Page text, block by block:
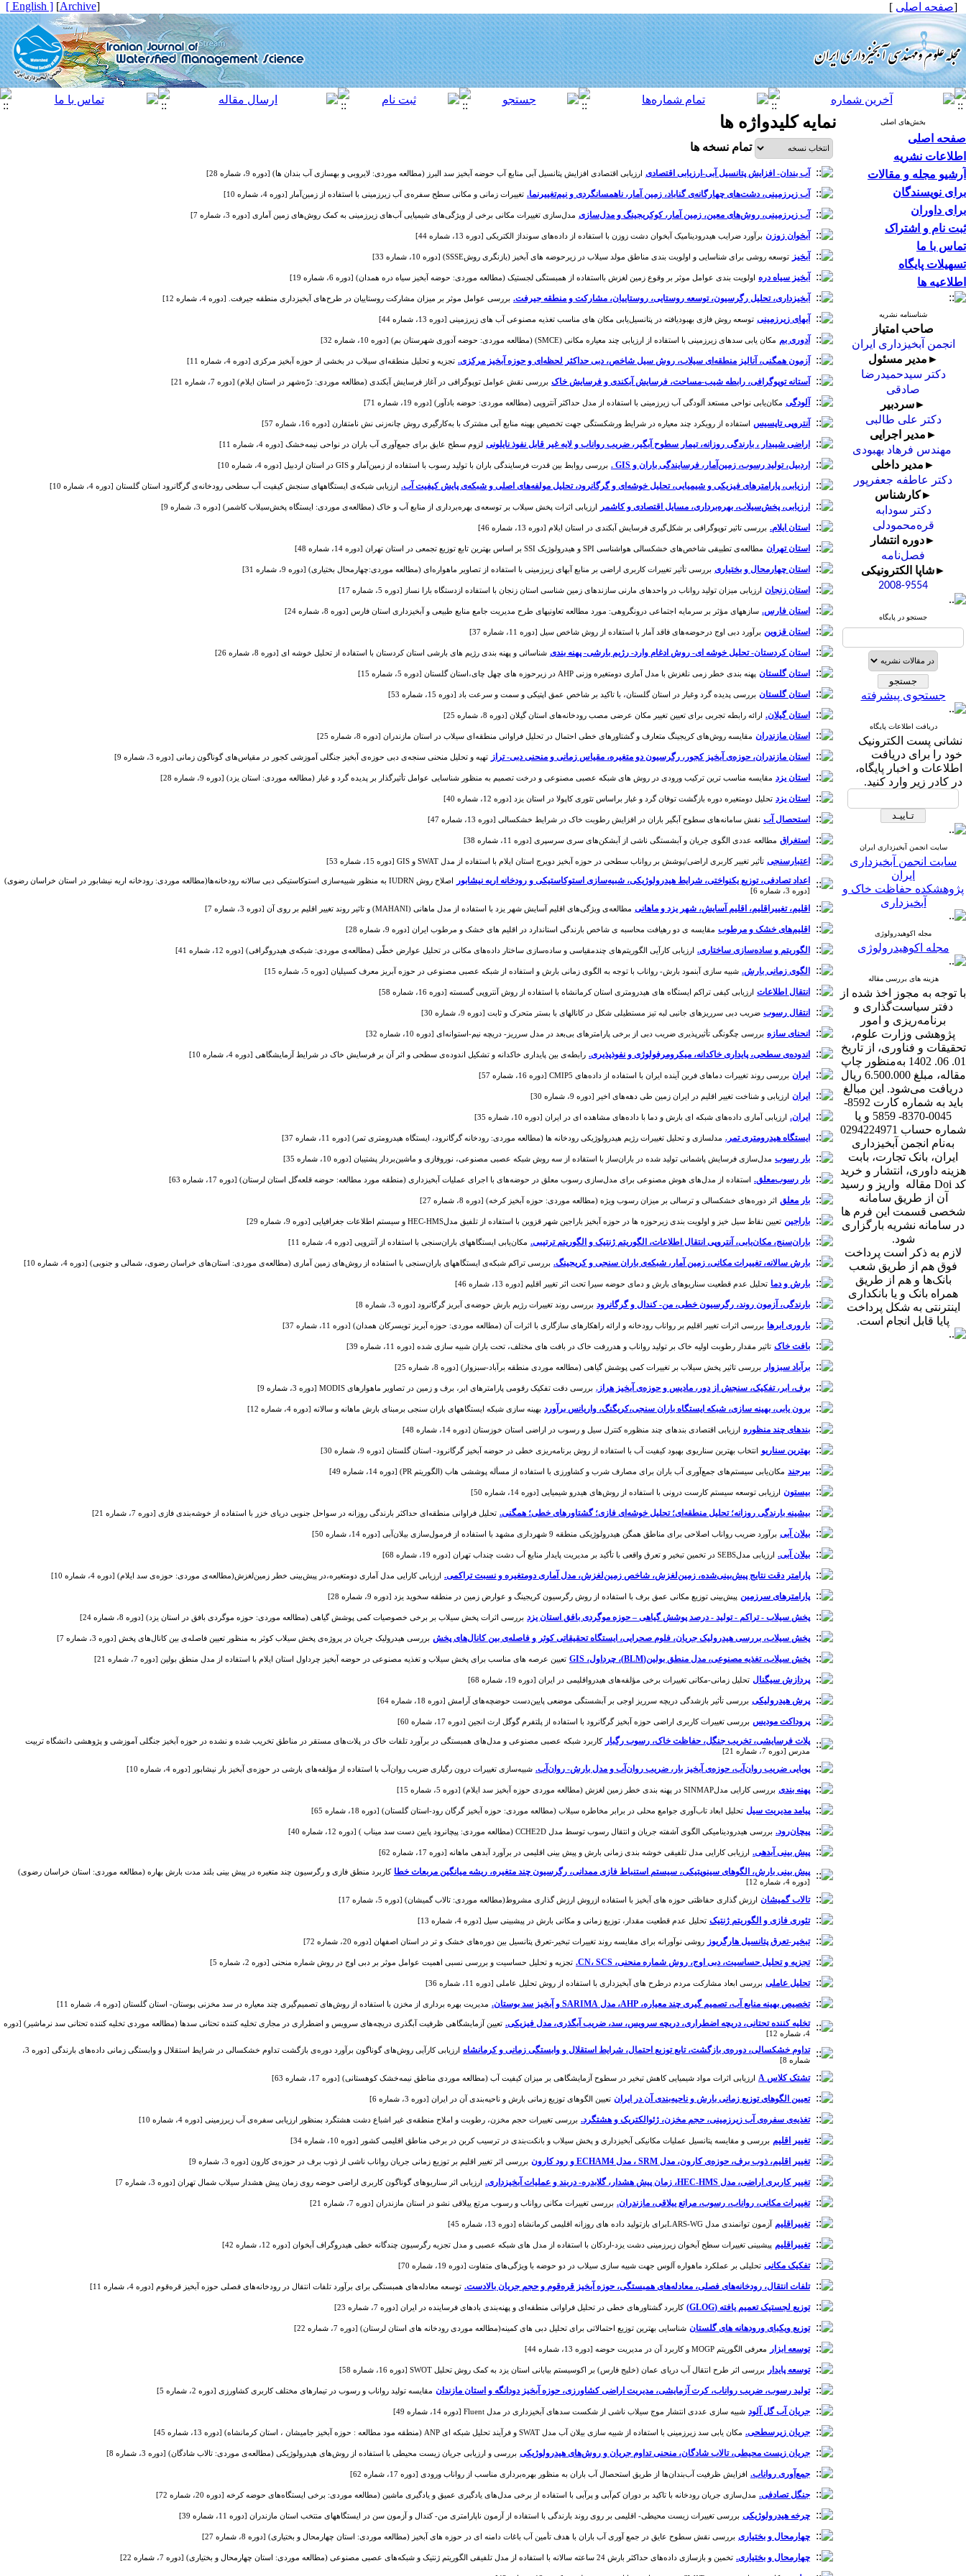
[صفحه اصلی ]
[
Archive
]
[ English ]
بخش‌های اصلی
صفحه اصلی
اطلاعات نشریه
آرشیو مجله و مقالات
برای نویسندگان
برای داوران
ثبت نام و اشتراک
تماس با ما
تسهیلات پایگاه
اطلاعیه ها
شناسنامه نشریه
صاحب امتیاز
انجمن آبخیزداری ایران
►مدیر مسئول
دکتر سیدحمیدرضا
صادقی
►سردبیر
دکتر علی طالبی
►مدیر اجرایی
مهندس فرهاد بهبودی
►مدیر داخلی
دکتر عاطفه جعفرپور
►کارشناس
دکتر سودابه
قره‌محمودلی
►دوره انتشار
فصل‌نامه
►شاپا الکترونیکی
2008-9554
جستجو در پایگاه
جستجوی پیشرفته
دریافت اطلاعات پایگاه
نشانی پست الکترونیک
خود را برای دریافت
اطلاعات و اخبار پایگاه،
در کادر زیر وارد کنید.
سایت انجمن آبخیزداری ایران
سایت انجمن آبخیزداری
ایران
پژوهشکده حفاظت خاک و
آبخیزداری
مجله اکوهیدرولوژی
مجله اکوهیدرولوژی
هزینه های بررسی مقاله
با توجه به مجوز اخذ شده از
دفتر سیاست‌گذاری و
برنامه‌ریزی و امور
پژوهشی وزارت علوم،
تحقیقات و فناوری، از تاریخ
01. 06. 1402 به‌منظور چاپ
مقاله، مبلغ 6.500.000 ریال
دریافت می‌شود. این مبالغ
باید به شماره کارت 8592-
0045-8370- 5859 و یا
شماره حساب 0294224971
به‌نام انجمن آبخیزداری
ایران، بانک تجارت، بابت
هزینه داوری، انتشار و خرید
کد Doi مقاله واریز و رسید
آن از طریق سامانه
شخصی قسمت این فرم ها
در سامانه نشریه بارگزاری
شود.
لازم به ذکر است پرداخت
فوق هم از طریق شعب
بانک‌‌ها و هم از طریق
همراه بانک و یا بانکداری
اینترنتی به شکل پرداخت
پایا قابل انجام است.
نمایه کلیدواژه ها
تمام نسخه ها
آب بندان- افزایش پتانسیل آبی-ارزیابی اقتصادی ارزیابی اقتصادی افزایش پتانسیل آبی منابع آب حوضه آبخیز سد البرز (مطالعه موردی: لایروبی و بهسازی آب بندان ها) [دوره 9، شماره 28]
آب زیرزمینی، دشت‌های چهارگانه‌ی گناباد، زمین آمار، ناهمسانگردی و نیم‌تغییرنما. تغییرات زمانی و مکانی سطح سفره‌ی آب زیرزمینی با استفاده از زمین‌آمار [دوره 4، شماره 10]
آب زیرزمینی، روش‌های معین، زمین آمار، کوکریجینگ و مدل‌سازی مدل‌سازی تغییرات مکانی برخی از ویژگی‌های شیمیایی آب‌های زیرزمینی به کمک روش‌های زمین آماری [دوره 3، شماره 7]
آبخوان زوزن برآورد ضرایب هیدرودینامیک آبخوان دشت زوزن با استفاده از داده‌های سونداژ الکتریکی [دوره 13، شماره 44]
آبخیز توسعه روشی برای شناسایی و اولویت ‌بندی مناطق مولد سیلاب در زیرحوضه های آبخیز (بازنگری روشSSSE) [دوره 10، شماره 33]
آبخیز سیاه دره اولویت بندی عوامل موثر بر وقوع زمین لغزش بااستفاده از همبستگی لجستیک (مطالعه موردی: حوضه آبخیز سیاه دره همدان) [دوره 6، شماره 19]
آبخیزداری، تحلیل رگرسیون، توسعه روستایی، روستاییان، مشارکت و منطقه جیرفت. بررسی عوامل موثر بر میزان مشارکت روستاییان در طرح‌های آبخیزداری منطقه جیرفت. [دوره 4، شماره 12]
آبهای زیرزمینی توسعه روش فازی بهبود‌یافته در پتانسیل‌یابی مکان های مناسب تغذیه مصنوعی آب های زیرزمینی [دوره 13، شماره 44]
آدوری بم مکان یابی سدهای زیرزمینی با استفاده از ارزیابی چند معیاره مکانی (SMCE) (مطالعه موردی: حوضه آدوری شهرستان بم) [دوره 10، شماره 32]
آزمون همگنی، آنالیز منطقه‌ای سیلاب، روش سیل شاخص، دبی حداکثر لحظه‌ای و حوزه آبخیز مرکزی. تجزیه و تحلیل منطقه‌ای سیلاب در بخشی از حوزه آبخیز مرکزی [دوره 4، شماره 11]
آستانه توپوگرافی، رابطه شیب-مساحت، فرسایش آبکندی و فرسایش خاک بررسی نقش عوامل توپوگرافی در آغاز فرسایش آبکندی (مطالعه موردی: درّه‌شهر در استان ایلام) [دوره 7، شماره 21]
آلودگی مکان‌یابی نواحی مستعد آلودگی آب زیرزمینی با استفاده از مدل حداکثر آنتروپی (مطالعه موردی: حوضه بادآور) [دوره 19، شماره 71]
آنتروپی تاپسیس استفاده از رویکرد چند معیاره در شرایط ورشکستگی جهت تخصیص بهینه منابع آبی مشترک با به‌کارگیری روش چانه‌زنی نش نامتقارن [دوره 16، شماره 57]
اراضی شیبدار ، بارندگی روزانه، تیمار سطوح آبگیر، ضریب رواناب و لایه غیر قابل نفوذ نایلونی لزوم سطح عایق برای جمع‌آوری آب باران در نواحی نیمه‌خشک [دوره 4، شماره 11]
اردبیل، تولید رسوب، زمین‌آمار، فرسایندگی باران و GIS . بررسی روابط بین قدرت فرسایندگی باران با تولید رسوب با استفاده از زمین‌آمار و GIS در استان اردبیل [دوره 4، شماره 10]
ارزیابی، پارامترهای فیزیکی و شیمیایی، تحلیل خوشه‌ای و گرگانرود، تحلیل مولفه‌های اصلی و شبکه‌ی پایش کیفیت آب. ارزیابی شبکه‌ی ایستگاههای سنجش کیفیت آب سطحی رودخانه‌ی گرگانرود استان گلستان [دوره 4، شماره 10]
ارزیابی، پخش‌سیلاب، بهره‌برداری، مسایل اقتصادی و کاشمر ارزیابی اثرات پخش سیلاب بر توسعه‌ی بهره‌برداری از منابع آب و خاک (مطالعه‌ی موردی: ایستگاه پخش‌سیلاب کاشمر) [دوره 3، شماره 9]
استان ایلام. بررسی تاثیر توپوگرافی بر شکل‌گیری فرسایش آبکندی در استان ایلام [دوره 13، شماره 46]
استان تهران مطالعه‌ی تطبیقی شاخص‌های خشکسالی هواشناسی SPI و هیدرولوژیک SSI بر اساس بهترین تابع توزیع تجمعی در استان تهران [دوره 14، شماره 48]
استان چهارمحال و بختیاری بررسی تأثیر تغییرات کاربری اراضی بر منابع آبهای زیرزمینی با استفاده از تصاویر ماهواره‌ای (مطالعه موردی:چهارمحال بختیاری) [دوره 9، شماره 31]
استان زنجان ارزیابی میزان تولید رواناب در واحدهای مارنی سازندهای زمین شناسی استان زنجان با استفاده ازدستگاه بارا نساز [دوره 5، شماره 17]
استان فارس. سازه‏های مؤثر بر سرمایه اجتماعی درون‏گروهی: مورد مطالعه تعاونی‏های طرح مدیریت جامع منابع طبیعی و آبخیزداری استان فارس [دوره 8، شماره 24]
استان قزوین برآورد دبی اوج درحوضه‌های فاقد آمار با استفاده از روش شاخص سیل [دوره 11، شماره 37]
استان کردستان- تحلیل خوشه ای- روش ادغام وارد- رژیم بارشی- پهنه بندی شناسائی و پهنه بندی رژیم های بارشی استان کردستان با استفاده از تحلیل خوشه ای [دوره 8، شماره 26]
استان گلستان پهنه بندی خطر زمی نلغزش با مدل آماری دومتغیره وزنی AHP در زیرحوزه های چهل چای،استان گلستان [دوره 5، شماره 15]
استان گلستان بررسی پدیده گرد وغبار در استان گلستان، با تاکید بر شاخص عمق اپتیکی و سمت و سرعت باد [دوره 15، شماره 53]
استان گیلان. ارائه رابطه تجربی برای تعیین تغییر مکان عرضی مصب رودخانه‌های استان گیلان [دوره 8، شماره 25]
استان مازندران مقایسه روش‌های کریجینگ متعارف و گشتاورهای خطی احتمال در تحلیل فراوانی منطقه‌ای سیلاب در استان مازندران [دوره 8، شماره 25]
استان مازندران، حوزه‌ی آبخیز کجور، رگرسیون دو متغیره، مقیاس ‌زمانی و منحنی دبی- تراز تهیه و تحلیل منحنی سنجه‌ی دبی حوزه‌ی آبخیز جنگلی آموزشی کجور در مقیاس‌های گوناگون زمانی [دوره 3، شماره 9]
استان یزد مقایسه مناسب ترین ترکیب ورودی در روش های شبکه عصبی مصنوعی و درخت تصمیم به منظور شناسایی عوامل تأثیرگذار بر پدیده گرد و غبار (مطالعه موردی: استان یزد) [دوره 9، شماره 28]
استان یزد تحلیل دومتغیره دوره بازگشت توفان گرد و غبار براساس تئوری کاپولا در استان یزد [دوره 12، شماره 40]
استحصال آب نقش سامانه‌های سطوح آبگیر باران در افزایش رطوبت خاک در شرایط خشکسالی [دوره 13، شماره 47]
استغراق مطالعه عددی الگوی جریان و آبشستگی ناشی از آبشکن‌های سری سرسپری [دوره 11، شماره 38]
اعتبارسنجی تأثیر تغییر کاربری اراضی/پوشش بر رواناب سطحی در حوزه‌ آبخیز دویرج استان ایلام با استفاده از مدل SWAT و GIS [دوره 15، شماره 53]
اعداد تصادفی، توزیع یکنواختی، شرایط هیدرولوژیکی، شبیه‌سازی استوکاستیکی و رودخانه اریه نیشابور
اصلاح روش IUDRN به منظور شبیه‌سازی استوکاستیکی دبی سالانه رودخانه‌ها(مطالعه موردی: رودخانه اریه نیشابور در استان خراسان رضوی)
[دوره 3، شماره 6]
اقلیم، تغییراقلیم، اقلیم آسایش، شهر یزد و ماهانی مطالعه‌ی ویژگی‌های اقلیم آسایش شهر یزد با استفاده از مدل ماهانی (MAHANI) و تاثیر روند تغییر اقلیم بر روی آن [دوره 3، شماره 7]
اقلیم‌های خشک و مرطوب مقایسه ی دو رهیافت محاسبه ی شاخص بارندگی استاندارد در اقلیم های خشک و مرطوب ایران [دوره 9، شماره 28]
الگوریتم و ساده‌سازی ساختاری. ارزیابی کارآیی الگوریتم‌های چندمقیاسی و ساده‌سازی ساختار داده‌های مکانی در تحلیل عوارض خطّی (مطالعه‌ی موردی: شبکه‌ی هیدروگرافی) [دوره 12، شماره 41]
الگوی زمانی بارش. شبیه سازی آبنمود بارش- رواناب با توجه به الگوی زمانی بارش و استفاده از شبکه عصبی مصنوعی در حوزه آبریز معرف کسیلیان [دوره 5، شماره 15]
انتقال اطلاعات ارزیابی کیفی تراکم ایستگاه های هیدرومتری استان کرمانشاه با استفاده از روش آنتروپی گسسته [دوره 16، شماره 58]
انتقال رسوب ضریب دبی سرریزهای جانبی لبه تیز مستطیلی شکل در کانالهای با بستر متحرک و ثابت [دوره 9، شماره 30]
انحنای سازه بررسی چگونگی تأثیرپذیری ضریب دبی از برخی پارامترهای بی‌بعد در مدل سرریز- دریچه نیم-استوانه‌ای [دوره 10، شماره 32]
اندوده‌ی سطحی، پایداری خاکدانه، میکرومرفولوژی و نفوذپذیری. رابطه‌ی بین پایداری خاکدانه و تشکیل اندوده‌ی سطحی و اثر آن بر فرسایش خاک در شرایط آزمایشگاهی [دوره 4، شماره 10]
ایران بررسی روند تغییرات دماهای فرین آینده ایران با استفاده از داده‌های CMIP5 [دوره 16، شماره 57]
ایران ارزیابی و شناخت تغییر اقلیم در ایران زمین طی دهه‌های اخیر [دوره 9، شماره 30]
ایران. ارزیابی آماری داده‌های شبکه ای بارش و دما با داده‌های مشاهده ای در ایران [دوره 10، شماره 35]
ایستگاه هیدرومتری تمر. مدلسازی و تحلیل تغییرات رژیم هیدرولوژیکی رودخانه ها (مطالعه موردی: رودخانه گرگانرود، ایستگاه هیدرومتری تمر) [دوره 11، شماره 37]
بار رسوب مدل‌سازی فرسایش پاشمانی تولید شده در باران‌ساز با استفاده از سه روش شبکه عصبی مصنوعی، نوروفازی و ماشین‌بردار پشتیبان [دوره 10، شماره 35]
بار رسوب‌معلق. استفاده از مدل‌های هوش مصنوعی برای مدل‌سازی رسوب معلق در حوضه‌های با اجرای عملیات آبخیزداری (منطقه مورد مطالعه: حوضه قلعه‌گل استان لرستان) [دوره 17، شماره 63]
بار معلق اثر دوره‌های خشکسالی و ترسالی بر میزان رسوب ویژه (مطالعه موردی: حوزه آبخیز کرخه) [دوره 8، شماره 27]
باراجین تعیین نقاط سیل خیز و اولویت بندی زیرحوزه ها در حوزه آبخیز باراجین شهر قزوین با استفاده از تلفیق مدلHEC-HMS و سیستم اطلاعات جغرافیایی [دوره 9، شماره 29]
باران‌سنج، مکان‌یابی، آنتروپی انتقال اطلاعات، الگوریتم ژنتیک و الگوریتم ترتیبی. مکان‌یابی ایستگاههای باران‌سنجی با استفاده از آنتروپی [دوره 4، شماره 11]
بارش سالانه، تغییرات مکانی، زمین آمار، شبکه‌ی باران سنجی و کریجینگ. بررسی تراکم شبکه‌ی ایستگاههای باران‌سنجی با استفاده از روش‌های زمین آماری (مطالعه‌ی موردی: استان‌های خراسان رضوی، شمالی و جنوبی) [دوره 4، شماره 10]
بارش و دما تحلیل عدم قطعیت سناریوهای بارش و دمای حوضه سیرا تحت اثر تغییر اقلیم [دوره 13، شماره 46]
بارندگی، آزمون روند، رگرسیون خطی، من- کندال و گرگانرود بررسی روند تغییرات رژیم بارش حوضه‌ی آبریز گرگانرود [دوره 3، شماره 8]
باروری ابرها بررسی اثرات تغییر اقلیم بر رواناب رودخانه و ارائه راهکارهای سازگاری با اثرات آن (مطالعه موردی: حوزه آبریز تویسرکان همدان) [دوره 11، شماره 37]
بافت خاک تاثیر مقدار رطوبت اولیه خاک بر تولید رواناب و هدررفت خاک در بافت های مختلف، تحت باران شبیه سازی شده [دوره 11، شماره 39]
برآباد سبزوار بررسی تاثیر پخش سیلاب بر تغییرات کمی پوشش گیاهی (مطالعه موردی منطقه برآباد-سبزوار) [دوره 8، شماره 25]
برف، ابر، تفکیک، سنجش از دور، مادیس و حوزه‌ی آبخیز هراز. بررسی دقت تفکیک رقومی پارامترهای ابر، برف و زمین در تصاویر ماهواره‏ای MODIS [دوره 3، شماره 9]
برون یابی، بهینه سازی، شبکه ایستگاه باران سنجی،کریگنگ، واریانس برآورد بهینه سازی شبکه ایستگاههای باران سنجی برمبنای بارش ماهانه و سالانه [دوره 4، شماره 12]
بندهای چند منظوره ارزیابی اقتصادی بندهای چند منظوره کنترل سیل و رسوب در اراضی استان خوزستان [دوره 14، شماره 48]
بهترین سناریو انتخاب بهترین سناریوی بهبود کیفیت آب با استفاده از روش‌ برنامه‌ریزی خطی در حوضه آبخیز گرگانرود- استان گلستان [دوره 9، شماره 30]
بیرجند مکان‌یابی سیستم‌های جمع‌آوری آب باران برای مصارف شرب و کشاورزی با استفاده از مسأله پوششی هاب (الگوریتم PR) [دوره 14، شماره 49]
بیستون ارزیابی توسعه سیستم کارست درونی با استفاده از روش‌های هیدرو شیمیایی [دوره 14، شماره 50]
بیشینه بارندگی روزانه؛ تحلیل منطقه‌ای؛ تحلیل خوشه‌ای فازی؛ گشتاورهای خطی؛ همگنی. تحلیل فراوانی منطقه‌ای حداکثر بارندگی روزانه در سواحل جنوبی دریای خزر با استفاده از خوشه‌بندی فازی [دوره 7، شماره 21]
بیلان آبی برآورد ضریب رواناب اصلاحی برای مناطق همگن هیدرولوژیکی منطقه 9 شهرداری مشهد با استفاده از فرمول‌سازی بیلان‌آبی [دوره 14، شماره 50]
بیلان آبی. ارزیابی مدلSEBS در تخمین تبخیر و تعرق واقعی با تأکید بر مدیریت پایدار منابع آب دشت چنداب تهران [دوره 19، شماره 68]
پارامتر دقت نتایج پیش‌بینی‌شده، زمین‌لغزش، شاخص زمین‌لغزش‌، مدل آماری دومتغیره و نسبت تراکمی. ارزیابی کارایی مدل آماری دومتغیره،در پیش‌بینی خطر زمین‌لغزش(مطالعه‌ی موردی: حوزه‌ی سد ایلام) [دوره 4، شماره 10]
پارامترهای سرزمین پیش‌بینی توزیع مکانی عمق برف با استفاده از روش رگرسیون کریجینگ و عوارض زمین در منطقه سخوید یزد [دوره 9، شماره 28]
پخش سیلاب - تراکم - تولید - درصد پوشش گیاهی – حوزه موگردی بافق استان یزد بررسی اثرات پخش سیلاب بر برخی خصوصیات کمی پوشش گیاهی (مطالعه موردی: حوزه موگردی بافق در استان یزد) [دوره 8، شماره 24]
پخش سیلاب، بررسی هیدرولیک جریان، فلوم صحرایی، ایستگاه تحقیقاتی کوثر و فاصله‌ی بین کانال‌های پخش بررسی هیدرولیک جریان در پروژه‌ی پخش سیلاب کوثر به منظور تعیین فاصله‌ی بین کانال‌های پخش [دوره 3، شماره 7]
پخش سیلاب، تغذیه مصنوعی، مدل منطق بولین(BLM)، چرداول، GIS تعیین عرصه های مناسب برای پخش سیلاب و تغذیه مصنوعی در حوضه آبخیز چرداول استان ایلام با استفاده از مدل منطق بولین [دوره 7، شماره 21]
پردازش سیگنال تحلیل زمانی-مکانی تغییرات برخی مؤلفه‌های هیدرواقلیمی در ایران [دوره 19، شماره 68]
پرش هیدرولیکی بررسی تأثیر بازشدگی دریچه سرریز اوجی بر آبشستگی موضعی پایین‌دست حوضچه‌های آرامش [دوره 18، شماره 64]
پروداکت مودیس بررسی تغییرات کاربری اراضی حوزه آبخیز گرگانرود با استفاده از پلتفرم گوگل ارث انجین [دوره 17، شماره 60]
پلات فرسایشی، تخریب جنگل، حفاظت خاک، رسوب رگبار کاربرد شبکه عصبی مصنوعی و مدل‌های همبستگی در برآورد تلفات خاک در پلات‌های مستقر در مناطق تخریب ‌شده و نشده در حوزه آبخیز جنگلی آموزشی و پژوهشی دانشگاه تربیت
مدرس [دوره 7، شماره 21]
پویایی ضریب روان‌آب، حوزه‌ی آبخیز بار، ضریب روان‌آب و مدل بارش- روان‌آب. شبیه‌سازی تغییرات درون رگباری ضریب روان‌آب با استفاده از مؤلفه‌های بارشی در حوزه‌ی آبخیز بار نیشابور [دوره 4، شماره 10]
پهنه بندی بررسی کارایی مدلSINMAP در پهنه بندی خطر زمین لغزش (مطالعه موردی حوزه آبخیز سد ایلام) [دوره 5، شماره 15]
پیامد مدیریت سیل تحلیل ابعاد تاب‌آوری جوامع محلی در برابر مخاطره سیلاب (مطالعه موردی: حوزه آبخیز گرگان رود-استان گلستان) [دوره 18، شماره 65]
پیچان‌رود. بررسی هیدرودینامیکی الگوی آشفته جریان و انتقال رسوب توسط مدل CCHE2D (مطالعه موردی: پیچانرود پایین دست سد میناب ) [دوره 12، شماره 40]
پیش بینی آبدهی. ارزیابی کارایی مدل تلفیقی خوشه بندی زمانی بارش و پیش بینی اقلیمی در برآورد آبدهی ماهانه [دوره 17، شماره 62]
پیش بینی بارش، الگوهای سینوپتیکی، سیستم استنباط فازی ممدانی، رگرسیون چند متغیره، ریشه میانگین مربعات خطا کاربرد منطق فازی و رگرسیون چند متغیره در پیش بینی بلند مدت بارش بهاره (مطالعه موردی: استان خراسان رضوی)
[دوره 4، شماره 12]
تالاب گمیشان ارزش گذاری حفاظتی حوزه های آبخیز با استفاده ازروش ارزش گذاری مشروط(مطالعه موردی: تالاب گمیشان) [دوره 5، شماره 17]
تئوری فازی و الگوریتم ژنتیک تحلیل عدم قطعیت مقدار، توزیع زمانی و مکانی بارش در پیشبینی سیل [دوره 4، شماره 13]
تبخیر-تعرق پتانسیل هارگریوز روشی نوآورانه برای مقایسه روند تغییرات تبخیر-تعرق پتانسیل بین دوره‌های خشک و تر در استان اصفهان [دوره 20، شماره 72]
تجزیه و تحلیل حساسیت، دبی اوج، روش شماره منحنی، CN، SCS. تجزیه و تحلیل حساسیت و بررسی نسبی اهمیت عوامل موثر بر دبی اوج در روش شماره منحنی [دوره 2، شماره 5]
تحلیل عاملی بررسی ابعاد مشارکت مردم درطرح های آبخیزداری با استفاده از روش تحلیل عاملی [دوره 11، شماره 36]
تخصیص بهینه منابع آب، تصمیم گیری چند معیاره، AHP، مدل SARIMA و آبخیز سد بوستان. مدیریت بهره برداری از مخزن با استفاده از روش‌های تصمیم‌گیری چند معیاره در سد مخزنی بوستان- استان گلستان [دوره 4، شماره 11]
تخلیه کننده تحتانی، دریچه‌ اضطراری، دریچه‌ سرویس، سد، ضریب آبگذری، مدل فیزیکی. تعیین آزمایشگاهی ظرفیت آبگذری دریچه‌های سرویس و اضطراری در مجاری تخلیه کننده تحتانی سدها (مطالعه موردی تخلیه کننده تحتانی سد نرماشیر) [دوره
4، شماره 12]
تداوم خشکسالی، دوره‌ی بازگشت، تابع توزیع احتمال، شرایط استقلال و وابستگی زمانی و کرمانشاه
ارزیابی کارآیی روش‌های گوناگون برآورد دوره‌ی بازگشت تداوم خشکسالی در شرایط استقلال و وابستگی زمانی داده‌های بارندگی [دوره 3،
شماره 8]
تشتک کلاس A ارزیابی اثرات مواد شیمیایی کاهش تبخیر در سطوح آزمایشگاهی بر میزان کیفیت آب (مطالعه موردی مناطق نیمه‌خشک کوهستانی) [دوره 17، شماره 63]
تعیین الگوهای توزیع زمانی بارش و ناحیه‌بندی آن در ایران تعیین الگوهای توزیع زمانی بارش و ناحیه‌بندی آن در ایران [دوره 3، شماره 6]
تغذیه‌ی سفره‌ی آب زیرزمینی، حجم مخزن، ژئوالکتریک و هشتگرد. بررسی تغییرات حجم مخزن، رطوبت و املاح منطقه‌ی غیر اشباع دشت هشتگرد بمنظور ارزیابی سفره‌ی آب زیرزمینی [دوره 4، شماره 10]
تغییر اقلیم بررسی و مقایسه پتانسیل عملیات مکانیکی آبخیزداری و پخش سیلاب و بانکت‌بندی در ترسیب کربن در برخی مناطق اقلیمی کشور [دوره 10، شماره 34]
تغییر اقلیم، ذوب برف، حوزه‌ی کارون، مدل SRM ، مدل ECHAM4 و رود کارون بررسی اثر تغییر اقلیم بر توزیع زمانی جریان رواناب ناشی از ذوب برف در حوزه‌ی کارون [دوره 3، شماره 9]
تغییر کاربری اراضی، مدل HEC-HMS، زمان پیش هشدار، گلابدره- دربند و عملیات آبخیزداری. ارزیابی اثر سناریوهای گوناگون کاربری اراضی حوضه روی زمان پیش هشدار سیلاب شمال تهران [دوره 3، شماره 7]
تغییرات مکانی، رواناب، رسوب، مراتع ییلاقی، مازندران. بررسی تغییرات مکانی رواناب و رسوب مرتع ییلاقی نشو در استان مازندران [دوره 7، شماره 21]
تغییراقلیم آزمون توانمندی مدل LARS-WGبرای بازتولید داده های روزانه اقلیمی کرمانشاه [دوره 13، شماره 45]
تغییراقلیم پیش‎بینی تغییرات سطح آبخوان زیرزمینی دشت یزد-اردکان با استفاده از مدل های شبکه عصبی و مدل تجزیه رگرسیون چندگانه خطی هیدروگراف آبخوان [دوره 12، شماره 42]
تفکیک مکانی تحلیلی بر عملکرد ماهواره آلوس جهت شبیه سازی سیلاب در دو حوضه با ویژگی‌های متفاوت [دوره 19، شماره 70]
تلفات ‌انتقال، رودخانه‌های ‌فصلی، معادله‌های همبستگی، حوزه آبخیز ‌قره‌قوم و حجم‌ جریان ‌بالادست. توسعه معادله‌های همبستگی برای برآورد تلفات انتقال در رودخانه‌های فصلی حوزه آبخیز قره‌قوم [دوره 4، شماره 11]
توزیع لجستیک تعمیم یافته (GLOG) کاربرد گشتاورهای خطی در تحلیل فراوانی منطقه‌ای و پهنه‌بندی بادهای فرساینده در ایران [دوره 7، شماره 23]
توزیع ویکبای ورودهانه های گلستان شناسایی بهترین توزیع احتمالاتی برای تحلیل دبی های کمینه(مطالعه موردی رودخانه های استان لرستان) [دوره 7، شماره 22]
توسعه ابزار معرفی الگوریتم MOGP و کاربرد آن در مدیریت حوضه [دوره 13، شماره 44]
توسعه پایدار بررسی اثر طرح انتقال آب دریای عمان (خلیج فارس) بر اکوسیستم بیابانی استان یزد به کمک روش تحلیل SWOT [دوره 16، شماره 58]
تولید رسوب، ضریب رواناب، کرت آزمایشی، مدیریت اراضی کشاورزی، حوزه آبخیز دودانگه و استان مازندان مقایسه تولید رواناب و رسوب در تیمارهای مختلف کاربری کشاورزی [دوره 2، شماره 5]
جریان آب گل آلود شبیه سازی عددی انتشار موج سیلاب ناشی از شکست سدهای آبخیزداری در مدل Fluent [دوره 14، شماره 49]
جریان زیرسطحی. مکان یابی سد زیرزمینی با استفاده از شبیه سازی بیلان آب مدل SWAT و فرآیند تحلیل شبکه ای ANP (منطقه مود مطالعه : حوزه آبخیز جامیشان ، استان کرمانشاه) [دوره 13، شماره 45]
جریان زیست محیطی، تالاب شادگان، منحنی تداوم جریان و روش‌های هیدرولوژیکی بررسی و ارزیابی جریان زیست محیطی با استفاده از روش‌های هیدرولوژیکی (مطالعه‌ی موردی: تالاب شادگان) [دوره 3، شماره 8]
جمع‌آوری رواناب. افزایش ظرفیت آب‌بندان‌ها از طریق استحصال آب باران به منظور بهره‌برداری مناسب از رواناب ورودی [دوره 17، شماره 62]
جنگل تصادفی. مدل‌سازی جریان رودخانه با تاکید بر دوران کم‌آبی و پرآبی با استفاده از برخی مدل‌های یادگیری عمیق و یادگیری ماشین (مطالعه موردی: برخی ایستگاه‌های حوضه کرخه [دوره 20، شماره 72]
چرخه هیدرولوژیکی بررسی تغییرات زیست محیطی- اقلیمی بر روی روند بارندگی با استفاده از آزمون ناپارامتری من- کندال و آزمون سن در ایستگاههای منتخب استان مازندران [دوره 11، شماره 39]
چهارمحال و بختیاری بررسی نقش سطوح عایق در جمع آوری آب باران با هدف تأمین آب باغات دامنه ای در حوزه های آبخیز (مطالعه موردی: استان چهارمحال و بختیاری) [دوره 8، شماره 27]
چهارمحال و بختیاری. تخمین و بازسازی داده‌های حداکثر بارش 24 ساعته سالانه با استفاده از مدل تلفیقی الگوریتم ژنتیک و شبکه‌های عصبی مصنوعی (مطالعه موردی: استان چهارمحال و بختیاری) [دوره 7، شماره 22]